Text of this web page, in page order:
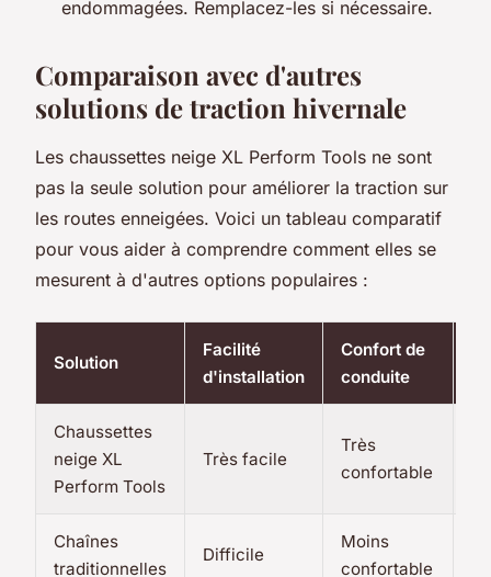
endommagées. Remplacez-les si nécessaire.
Comparaison avec d'autres
solutions de traction hivernale
Les chaussettes neige XL Perform Tools ne sont
pas la seule solution pour améliorer la traction sur
les routes enneigées. Voici un tableau comparatif
pour vous aider à comprendre comment elles se
mesurent à d'autres options populaires :
Solution
Facilité
d'installation
Confort de
conduite
Chaussettes
neige XL
Perform Tools
Très facile
Très
confortable
Chaînes
traditionnelles
Difficile
Moins
confortable